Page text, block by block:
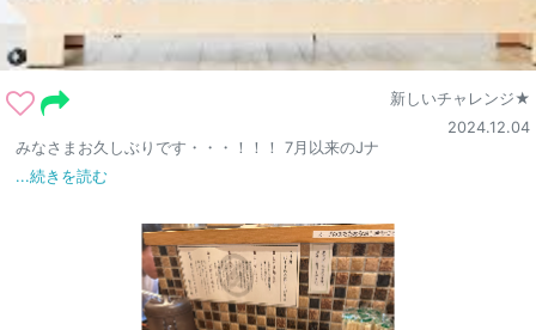
新しいチャレンジ★
2024.12.04
みなさまお久しぶりです・・・！！！ 7月以来のJナ
...続きを読む